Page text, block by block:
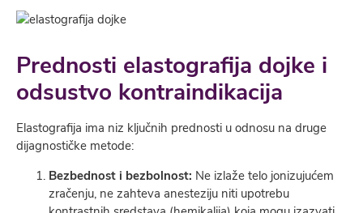
Prednosti elastografija dojke i
odsustvo kontraindikacija
Elastografija ima niz ključnih prednosti u odnosu na druge
dijagnostičke metode:
Bezbednost i bezbolnost: Ne izlaže telo jonizujućem
zračenju, ne zahteva anesteziju niti upotrebu